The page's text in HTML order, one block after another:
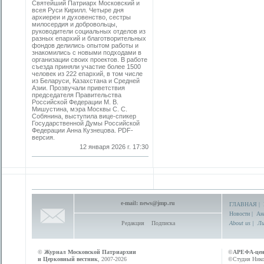
Святейший Патриарх Московский и
всея Руси Кирилл. Четыре дня
архиереи и духовенство, сестры
милосердия и добровольцы,
руководители социальных отделов из
разных епархий и благотворительных
фондов делились опытом работы и
знакомились с новыми подходами в
организации своих проектов. В работе
съезда приняли участие более 1500
человек из 222 епархий, в том числе
из Беларуси, Казахстана и Средней
Азии. Прозвучали приветствия
председателя Правительства
Российской Федерации М. В.
Мишустина, мэра Москвы С. С.
Собянина, выступила вице-спикер
Государственной Думы Российской
Федерации Анна Кузнецова. PDF-
версия.
12 января 2026 г. 17:30
e-mail: news@jmp.ru
Редакция Подписка
ГЛАВНАЯ |
Новости |
About us |
© Журнал Московской Патриархии
и Церковный вестник , 2007-2026
©АРЕФА-
©Студия